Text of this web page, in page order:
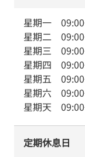
星期一 09:00
星期二 09:00
星期三 09:00
星期四 09:00
星期五 09:00
星期六 09:00
星期天 09:00
定期休息日